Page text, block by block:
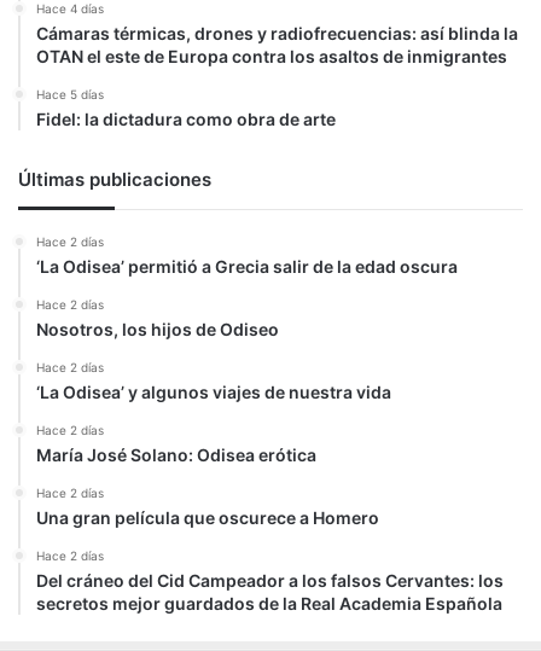
Hace 4 días
Cámaras térmicas, drones y radiofrecuencias: así blinda la
OTAN el este de Europa contra los asaltos de inmigrantes
Hace 5 días
Fidel: la dictadura como obra de arte
Últimas publicaciones
Hace 2 días
‘La Odisea’ permitió a Grecia salir de la edad oscura
Hace 2 días
Nosotros, los hijos de Odiseo
Hace 2 días
‘La Odisea’ y algunos viajes de nuestra vida
Hace 2 días
María José Solano: Odisea erótica
Hace 2 días
Una gran película que oscurece a Homero
Hace 2 días
Del cráneo del Cid Campeador a los falsos Cervantes: los
secretos mejor guardados de la Real Academia Española